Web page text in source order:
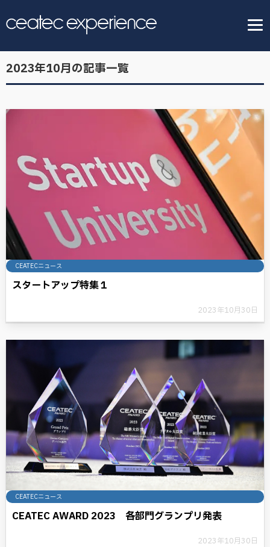
2023年10月の記事一覧
CEATECニュース
スタートアップ特集１
2023年10月30日
CEATECニュース
CEATEC AWARD 2023 各部門グランプリ発表
2023年10月30日